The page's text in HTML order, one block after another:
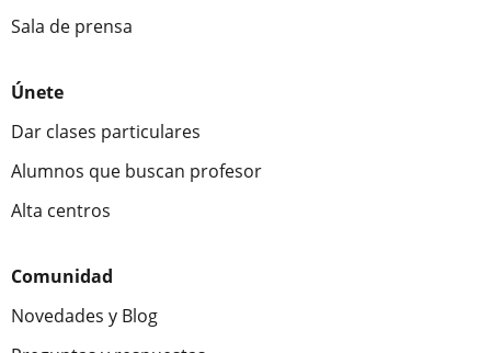
Sala de prensa
Únete
Dar clases particulares
Alumnos que buscan profesor
Alta centros
Comunidad
Novedades y Blog